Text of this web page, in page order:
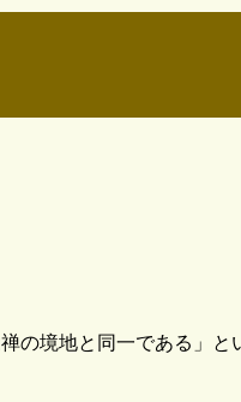
の境地と同一である」